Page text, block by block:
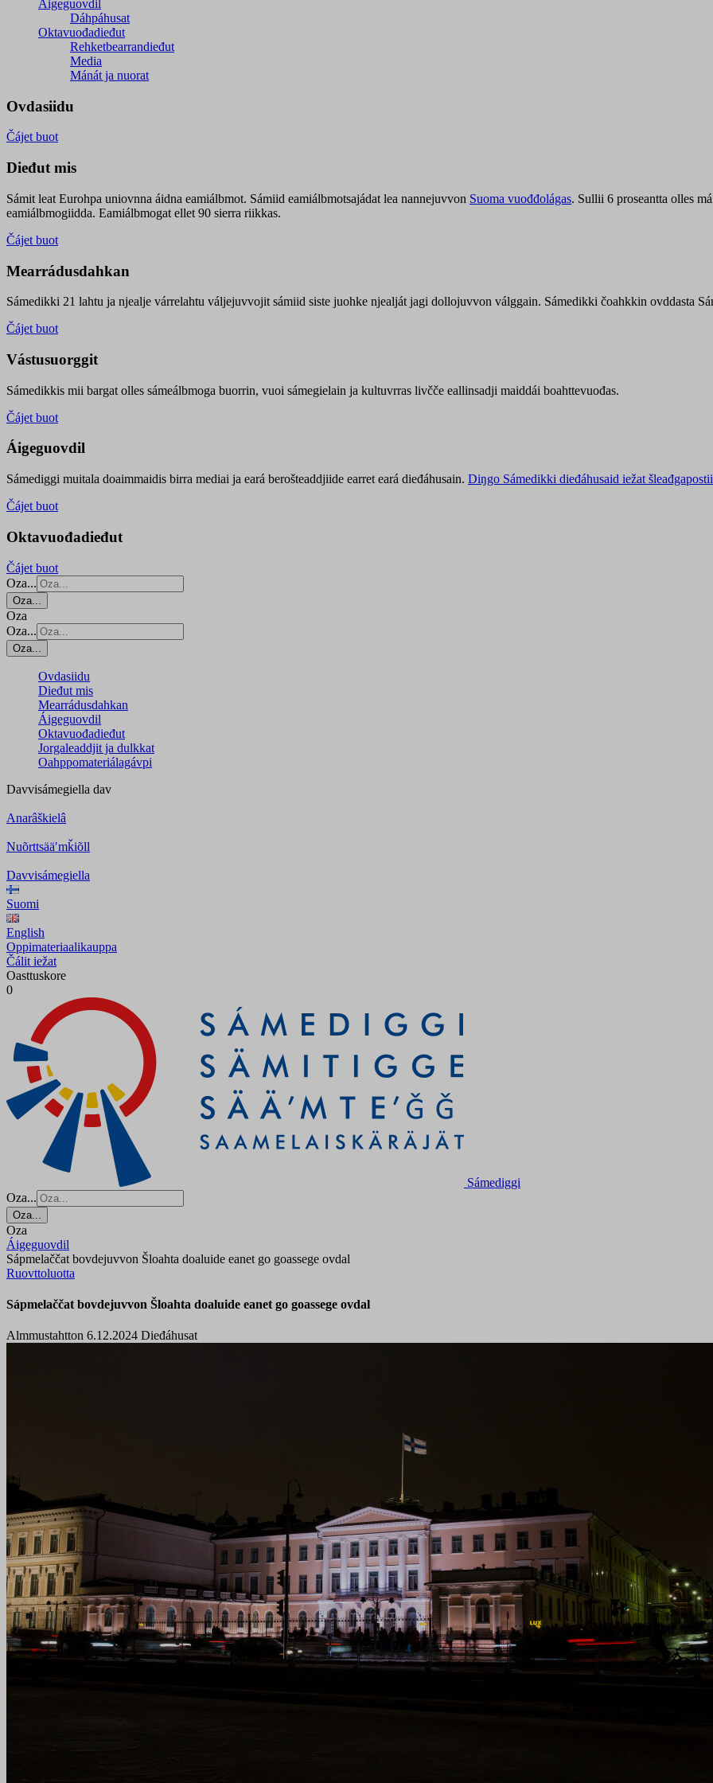
Áigeguovdil
Dáhpáhusat
Oktavuođadieđut
Rehketbearrandieđut
Media
Mánát ja nuorat
Ovdasiidu
Čájet buot
Dieđut mis
Sámit leat Eurohpa uniovnna áidna eamiálbmot. Sámiid eamiálbmotsajádat lea nannejuvvon Suoma vuođđolágas. Sullii 6 proseantta olles
eamiálbmogiidda. Eamiálbmogat ellet 90 sierra riikkas.
Čájet buot
Mearrádusdahkan
Sámedikki 21 lahtu ja njealje várrelahtu váljejuvvojit sámiid siste juohke njealját jagi dollojuvvon válggain. Sámedikki čoahkkin ovddasta
Čájet buot
Vástusuorggit
Sámedikkis mii bargat olles sámeálbmoga buorrin, vuoi sámegielain ja kultuvrras livčče eallinsadji maiddái boahttevuođas.
Čájet buot
Áigeguovdil
Sámediggi muitala doaimmaidis birra mediai ja eará berošteaddjiide earret eará dieđáhusain. Diŋgo Sámedikki dieđáhusaid iežat šleađgapostii
Čájet buot
Oktavuođadieđut
Čájet buot
Oza...
Oza...
Oza
Oza...
Oza...
Ovdasiidu
Dieđut mis
Mearrádusdahkan
Áigeguovdil
Oktavuođadieđut
Jorgaleaddjit ja dulkkat
Oahppomateriálagávpi
Davvisámegiella dav
Anarâškielâ
Nuõrttsääʹmǩiõll
Davvisámegiella
Suomi
English
Oppimateriaalikauppa
Čálit iežat
Oasttuskore
0
Sámediggi
Oza...
Oza...
Oza
Áigeguovdil
Sápmelaččat bovdejuvvon Šloahta doaluide eanet go goassege ovdal
Ruovttoluotta
Sápmelaččat bovdejuvvon Šloahta doaluide eanet go goassege ovdal
Almmustahtton 6.12.2024 Dieđáhusat